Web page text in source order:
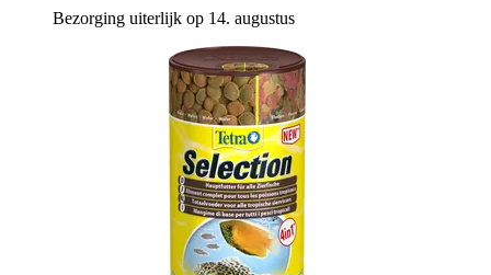
Bezorging uiterlijk op 14. augustus